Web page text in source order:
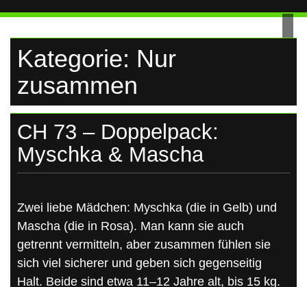
Kategorie: Nur
zusammen
CH 73 – Doppelpack:
Myschka & Mascha
Zwei liebe Mädchen: Myschka (die in Gelb) und
Mascha (die in Rosa). Man kann sie auch
getrennt vermitteln, aber zusammen fühlen sie
sich viel sicherer und geben sich gegenseitig
Halt. Beide sind etwa 11–12 Jahre alt, bis 15 kg.